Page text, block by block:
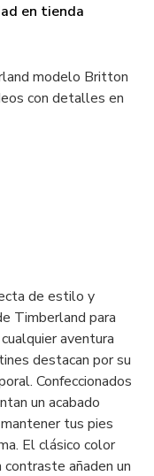
en tienda
modelo Britton
con detalles en
de estilo y
Timberland para
aventura
destacan por su
Confeccionados
un acabado
tus pies
El clásico color
añaden un